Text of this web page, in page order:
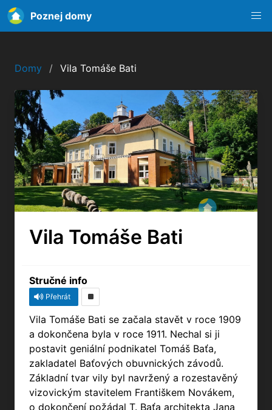
Poznej domy
Domy Vila Tomáše Bati
Vila Tomáše Bati
Stručné info
Přehrát
Vila Tomáše Bati se začala stavět v roce 1909
a dokončena byla v roce 1911. Nechal si ji
postavit geniální podnikatel Tomáš Baťa,
zakladatel Baťových obuvnických závodů.
Základní tvar vily byl navržený a rozestavěný
vizovickým stavitelem Františkem Novákem,
o dokončení požádal T. Baťa architekta Jana